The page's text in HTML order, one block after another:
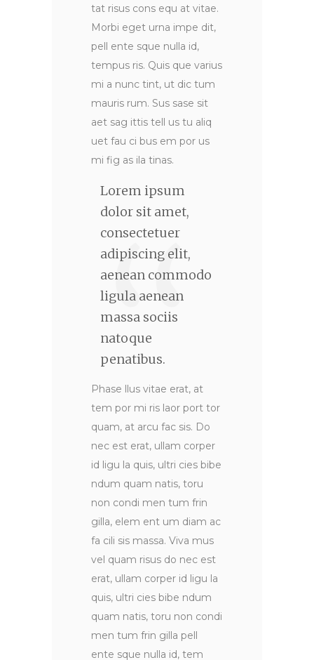
tat risus cons equ at vitae.
Morbi eget urna impe dit,
pell ente sque nulla id,
tempus ris. Quis que varius
mi a nunc tint, ut dic tum
mauris rum. Sus sase sit
aet sag ittis tell us tu aliq
uet fau ci bus em por us
mi fig as ila tinas.
Lorem ipsum
dolor sit amet,
consectetuer
adipiscing elit,
aenean commodo
ligula aenean
massa sociis
natoque
penatibus.
Phase llus vitae erat, at
tem por mi ris laor port tor
quam, at arcu fac sis. Do
nec est erat, ullam corper
id ligu la quis, ultri cies bibe
ndum quam natis, toru
non condi men tum frin
gilla, elem ent um diam ac
fa cili sis massa. Viva mus
vel quam risus do nec est
erat, ullam corper id ligu la
quis, ultri cies bibe ndum
quam natis, toru non condi
men tum frin gilla pell
ente sque nulla id, tem